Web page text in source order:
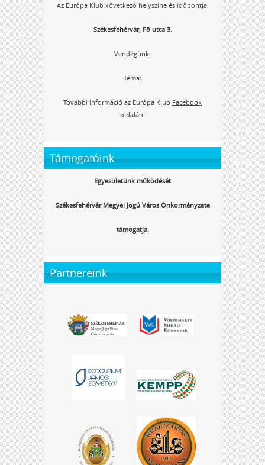
Az Európa Klub következő helyszíne és időpontja:
Székesfehérvár, Fő utca 3.
Vendégünk:
Téma:
További információ az Európa Klub Facebook
oldalán.
Támogatóink
Egyesületünk működését
Székesfehérvár Megyei Jogú Város Önkormányzata
támogatja.
Partnereink